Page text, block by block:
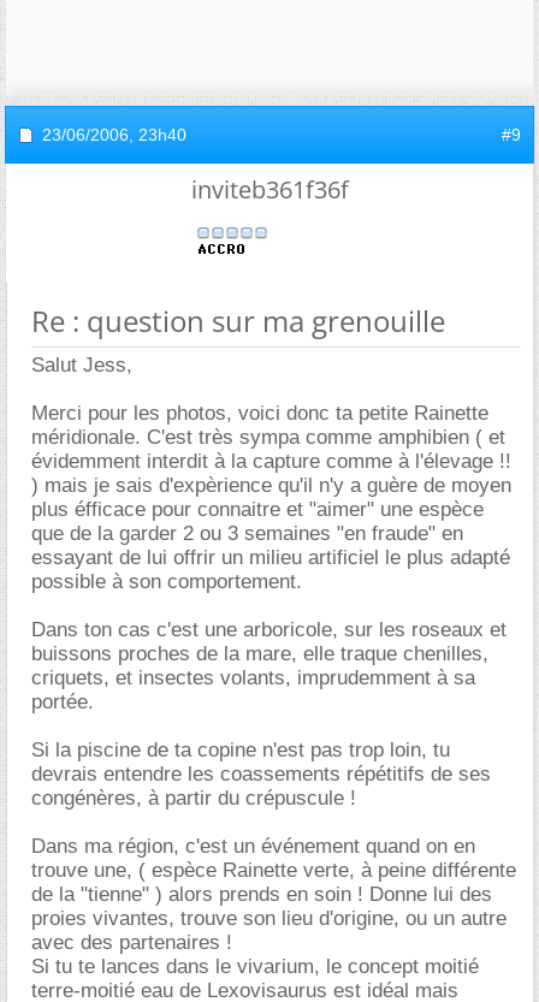
23/06/2006, 23h40 #9
inviteb361f36f
Re : question sur ma grenouille
Salut Jess,
Merci pour les photos, voici donc ta petite Rainette
méridionale. C'est très sympa comme amphibien ( et
évidemment interdit à la capture comme à l'élevage !!
) mais je sais d'expèrience qu'il n'y a guère de moyen
plus éfficace pour connaitre et "aimer" une espèce
que de la garder 2 ou 3 semaines "en fraude" en
essayant de lui offrir un milieu artificiel le plus adapté
possible à son comportement.
Dans ton cas c'est une arboricole, sur les roseaux et
buissons proches de la mare, elle traque chenilles,
criquets, et insectes volants, imprudemment à sa
portée.
Si la piscine de ta copine n'est pas trop loin, tu
devrais entendre les coassements répétitifs de ses
congénères, à partir du crépuscule !
Dans ma région, c'est un événement quand on en
trouve une, ( espèce Rainette verte, à peine différente
de la "tienne" ) alors prends en soin ! Donne lui des
proies vivantes, trouve son lieu d'origine, ou un autre
avec des partenaires !
Si tu te lances dans le vivarium, le concept moitié
terre-moitié eau de Lexovisaurus est idéal mais